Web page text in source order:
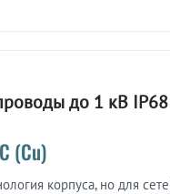
до 1 кВ IP68
(Cu)
корпуса, но для